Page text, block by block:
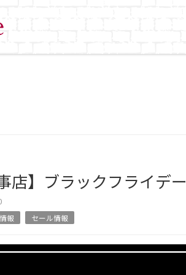
店】ブラックフライデー
報 セール情報